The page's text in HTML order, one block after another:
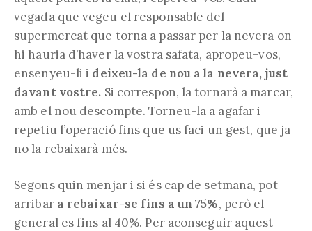
vegada que vegeu el responsable del
supermercat que torna a passar per la nevera on
hi hauria d’haver la vostra safata, apropeu-vos,
ensenyeu-li i deixeu-la de nou a la nevera, just
davant vostre. Si correspon, la tornarà a marcar,
amb el nou descompte. Torneu-la a agafar i
repetiu l’operació fins que us faci un gest, que ja
no la rebaixarà més.
Segons quin menjar i si és cap de setmana, pot
arribara rebaixar-se fins a un 75%, però el
general es fins al 40%. Per aconseguir aquest